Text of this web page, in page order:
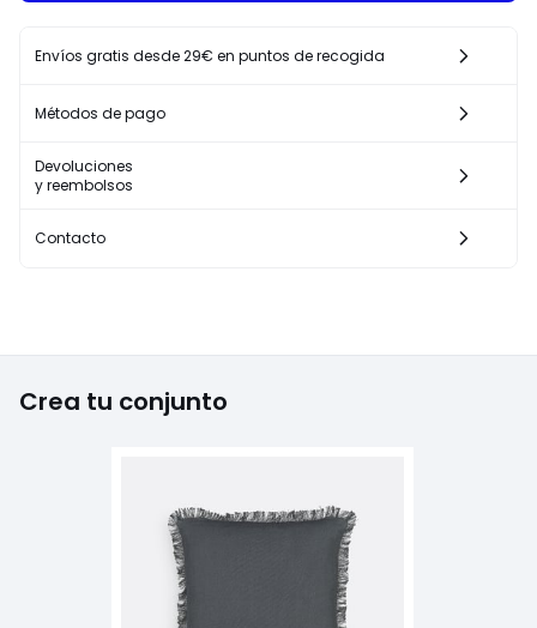
Envíos gratis desde 29€ en puntos de recogida
Métodos de pago
Devoluciones
y reembolsos
Contacto
Crea tu conjunto